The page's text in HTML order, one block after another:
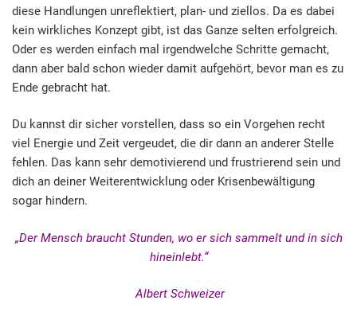
diese Handlungen unreflektiert, plan- und ziellos. Da es dabei
kein wirkliches Konzept gibt, ist das Ganze selten erfolgreich.
Oder es werden einfach mal irgendwelche Schritte gemacht,
dann aber bald schon wieder damit aufgehört, bevor man es zu
Ende gebracht hat.
Du kannst dir sicher vorstellen, dass so ein Vorgehen recht
viel Energie und Zeit vergeudet, die dir dann an anderer Stelle
fehlen. Das kann sehr demotivierend und frustrierend sein und
dich an deiner Weiterentwicklung oder Krisenbewältigung
sogar hindern.
„Der Mensch braucht Stunden, wo er sich sammelt und in sich
hineinlebt.“
Albert Schweizer